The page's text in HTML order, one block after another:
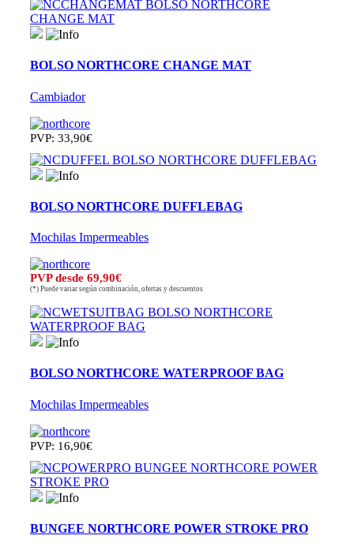
BOLSO NORTHCORE CHANGE MAT
Cambiador
PVP: 33,90€
BOLSO NORTHCORE DUFFLEBAG
Mochilas Impermeables
PVP desde 69,90€
(*) Puede variar según combinación, ofertas y descuentos
BOLSO NORTHCORE WATERPROOF BAG
Mochilas Impermeables
PVP: 16,90€
BUNGEE NORTHCORE POWER STROKE PRO